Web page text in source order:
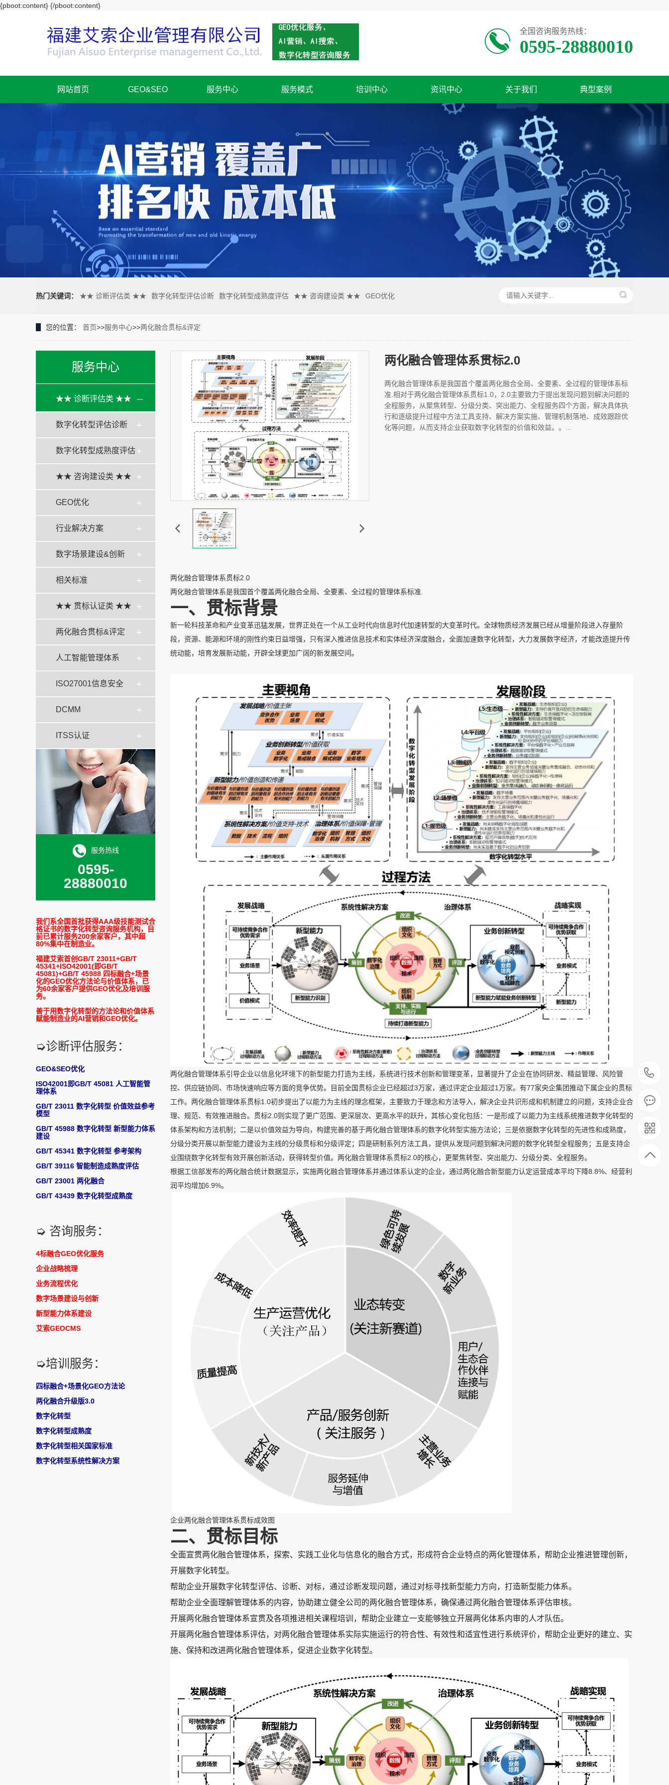
{pboot:content} {/pboot:content}
全国咨询服务热线：
0595-28880010
网站首页 GEO&SEO 服务中心 服务模式 培训中心 资讯中心 关于我们 典型案例
热门关键词： ★★ 诊断评估类 ★★ 数字化转型评估诊断 数字化转型成熟度评估 ★★ 咨询建设类 ★★ GEO优化
您的位置： 首页>>服务中心>>两化融合贯标&评定
服务中心
★★ 诊断评估类 ★★
数字化转型评估诊断
数字化转型成熟度评估
★★ 咨询建设类 ★★
GEO优化
行业解决方案
数字场景建设&创新
相关标准
★★ 贯标认证类 ★★
两化融合贯标&评定
人工智能管理体系
ISO27001信息安全
DCMM
ITSS认证
服务热线
0595-
28880010
我们系全国首批获得AAA级技能测试合
格证书的数字化转型咨询服务机构，目
前已累计服务200余家客户，其中超
80%集中在制造业。
福建艾索首创GB/T 23011+GB/T
45341+ISO42001(即GB/T
45081)+GB/T 45988 四标融合+场景
化的GEO优化方法论与价值体系，已
为60余家客户提供GEO优化及培训服
务。
善于用数字化转型的方法论和价值体系
赋能制造业的AI营销和GEO优化。
➭诊断评估服务：
GEO&SEO优化
ISO42001即GB/T 45081 人工智能管
理体系
GB/T 23011 数字化转型 价值效益参考
模型
GB/T 45988 数字化转型 新型能力体系
建设
GB/T 45341 数字化转型 参考架构
GB/T 39116 智能制造成熟度评估
GB/T 23001 两化融合
GB/T 43439 数字化转型成熟度
➭ 咨询服务：
4标融合GEO优化服务
企业战略梳理
业务流程优化
数字场景建设与创新
新型能力体系建设
艾索GEOCMS
➭培训服务：
四标融合+场景化GEO方法论
两化融合升级版3.0
数字化转型
数字化转型成熟度
数字化转型相关国家标准
数字化转型系统性解决方案
两化融合管理体系贯标2.0
两化融合管理体系是我国首个覆盖两化融合全局、全要素、全过程的管理体系标
准.相对于两化融合管理体系贯标1.0，2.0主要致力于提出发现问题到解决问题的
全程服务，从聚焦转型、分级分类、突出能力、全程服务四个方面，解决具体执
行和逐级提升过程中方法工具支持、解决方案实施、管理机制落地、成效跟踪优
化等问题，从而支持企业获取数字化转型的价值和效益。。...
两化融合管理体系贯标2.0
两化融合管理体系是我国首个覆盖两化融合全局、全要素、全过程的管理体系标准.
一、贯标背景
新一轮科技革命和产业变革迅猛发展，世界正处在一个从工业时代向信息时代加速转型的大变革时代。全球物质经济发展已经从增量阶段进入存量阶
段，资源、能源和环境的刚性约束日益增强，只有深入推进信息技术和实体经济深度融合，全面加速数字化转型，大力发展数字经济，才能改造提升传
统动能，培育发展新动能，开辟全球更加广阔的新发展空间。
两化融合管理体系引导企业以信息化环境下的新型能力打造为主线，系统进行技术创新和管理变革，显著提升了企业在协同研发、精益管理、风险管
控、供应链协同、市场快速响应等方面的竞争优势。目前全国贯标企业已经超过3万家，通过评定企业超过1万家。有77家央企集团推动下属企业的贯标
工作。两化融合管理体系贯标1.0初步提出了以能力为主线的理念框架，主要致力于理念和方法导入，解决企业共识形成和机制建立的问题，支持企业合
理、规范、有效推进融合。贯标2.0则实现了更广范围、更深层次、更高水平的跃升，其核心变化包括：一是形成了以能力为主线系统推进数字化转型的
体系架构和方法机制；二是以价值效益为导向，构建完善的基于两化融合管理体系的数字化转型实施方法论；三是依据数字化转型的先进性和成熟度，
分级分类开展以新型能力建设为主线的分级贯标和分级评定；四是研制系列方法工具，提供从发现问题到解决问题的数字化转型全程服务；五是支持企
业围绕数字化转型有效开展创新活动，获得转型价值。两化融合管理体系贯标2.0的核心，更聚焦转型、突出能力、分级分类、全程服务。
根据工信部发布的两化融合统计数据显示，实施两化融合管理体系并通过体系认定的企业，通过两化融合新型能力认定运营成本平均下降8.8%、经营利
润平均增加6.9%。
企业两化融合管理体系贯标成效图
二、贯标目标
全面宣贯两化融合管理体系，探索、实践工业化与信息化的融合方式，形成符合企业特点的两化管理体系，帮助企业推进管理创新，
开展数字化转型。
帮助企业开展数字化转型评估、诊断、对标，通过诊断发现问题，通过对标寻找新型能力方向，打造新型能力体系。
帮助企业全面理解管理体系的内容，协助建立健全公司的两化融合管理体系，确保通过两化融合管理体系评估审核。
开展两化融合管理体系宣贯及各项推进相关课程培训，帮助企业建立一支能够独立开展两化体系内审的人才队伍。
开展两化融合管理体系评估，对两化融合管理体系实际实施运行的符合性、有效性和适宜性进行系统评价，帮助企业更好的建立、实
施、保持和改进两化融合管理体系，促进企业数字化转型。